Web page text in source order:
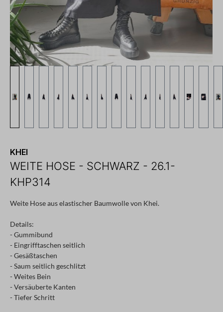
KHEI
WEITE HOSE - SCHWARZ - 26.1-
KHP314
Weite Hose aus elastischer Baumwolle von Khei.
Details:
- Gummibund
- Eingrifftaschen seitlich
- Gesäßtaschen
- Saum seitlich geschlitzt
- Weites Bein
- Versäuberte Kanten
- Tiefer Schritt